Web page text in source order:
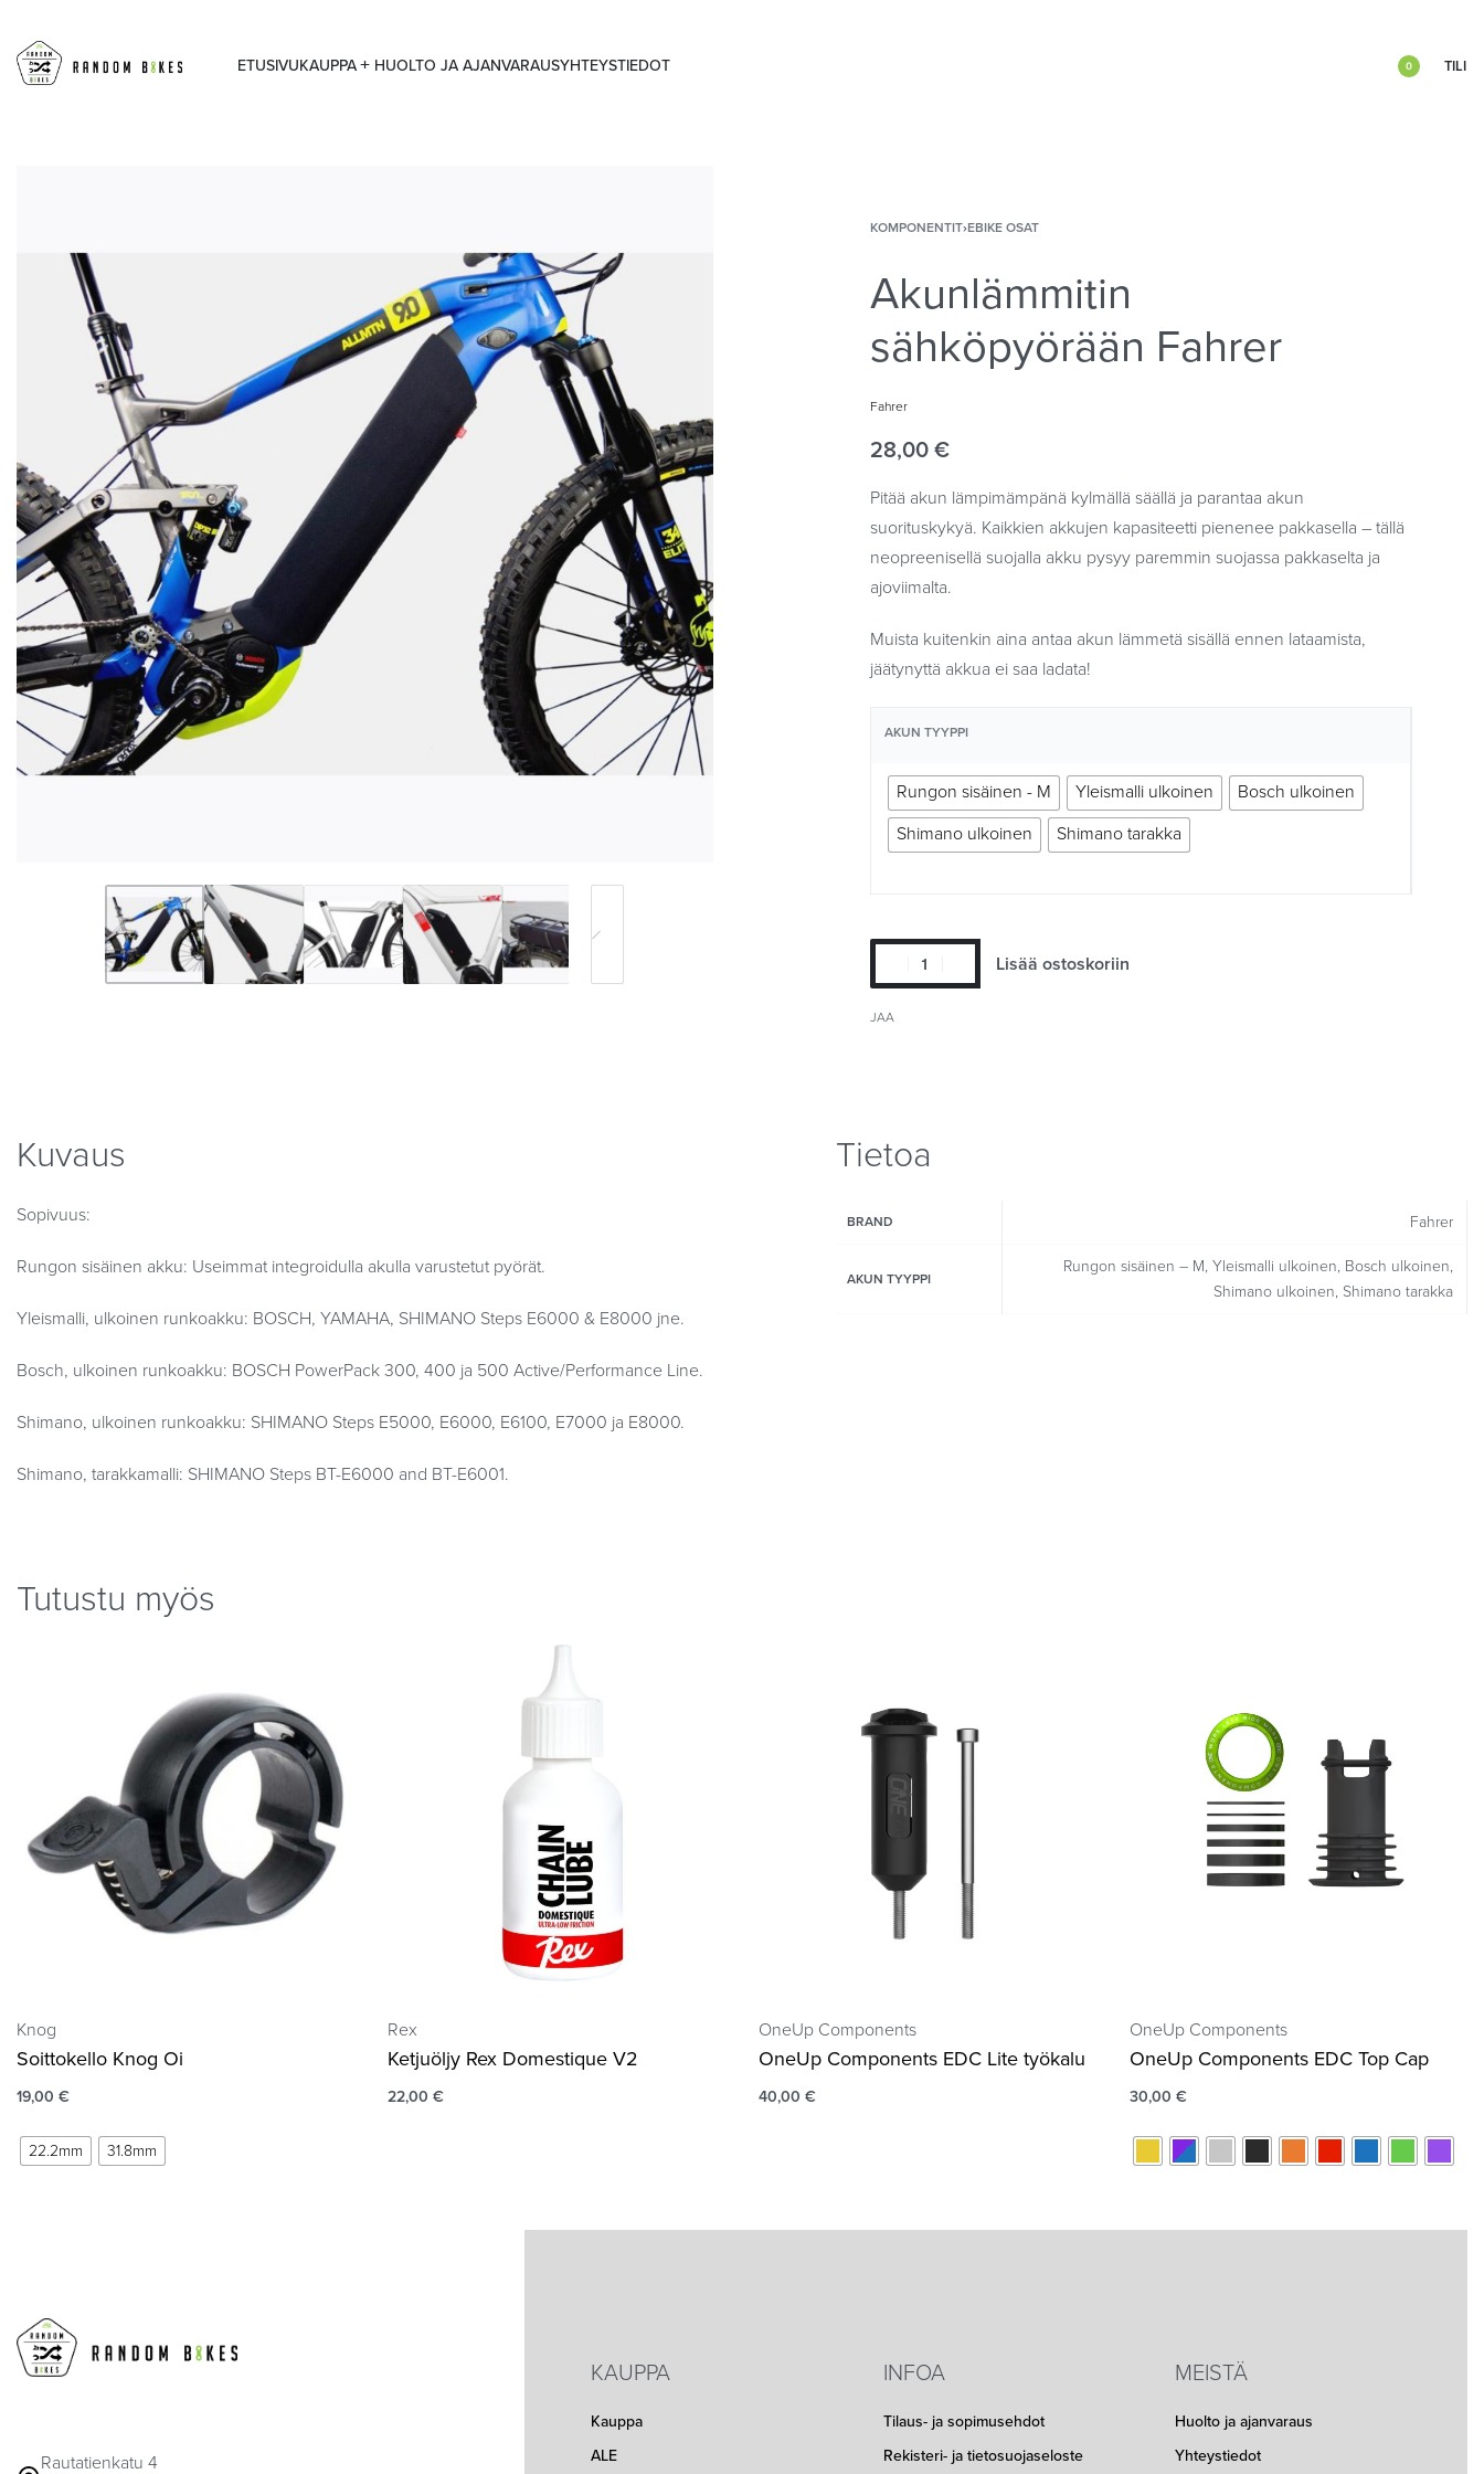
ETUSIVUKAUPPA HUOLTO JA AJANVARAUSYHTEYSTIEDOT 0 TILI
KOMPONENTIT›EBIKE OSAT
Akunlämmitin
sähköpyörään Fahrer
Fahrer
28,00 €
Pitää akun lämpimämpänä kylmällä säällä ja parantaa akun
suorituskykyä. Kaikkien akkujen kapasiteetti pienenee pakkasella – tällä
neopreenisellä suojalla akku pysyy paremmin suojassa pakkaselta ja
ajoviimalta.
Muista kuitenkin aina antaa akun lämmetä sisällä ennen lataamista,
jäätynyttä akkua ei saa ladata!
AKUN TYYPPI
Rungon sisäinen - M Yleismalli ulkoinen
Bosch ulkoinen
Shimano ulkoinen
Shimano tarakka
Lisää ostoskoriin
JAA
Kuvaus
Sopivuus:
Rungon sisäinen akku: Useimmat integroidulla akulla varustetut pyörät.
Yleismalli, ulkoinen runkoakku: BOSCH, YAMAHA, SHIMANO Steps E6000 & E8000 jne.
Bosch, ulkoinen runkoakku: BOSCH PowerPack 300, 400 ja 500 Active/Performance Line.
Shimano, ulkoinen runkoakku: SHIMANO Steps E5000, E6000, E6100, E7000 ja E8000.
Shimano, tarakkamalli: SHIMANO Steps BT-E6000 and BT-E6001.
Tietoa
BRAND Fahrer
AKUN TYYPPI
Rungon sisäinen – M, Yleismalli ulkoinen, Bosch ulkoinen,
Shimano ulkoinen, Shimano tarakka
Tutustu myös
Knog
Soittokello Knog Oi
19,00 €
22.2mm 31.8mm
Rex
Ketjuöljy Rex Domestique V2
22,00 €
OneUp Components
OneUp Components EDC Lite työkalu
40,00 €
OneUp Components
OneUp Components EDC Top Cap
30,00 €
Rautatienkatu 4
KAUPPA
Kauppa
ALE
INFOA
Tilaus- ja sopimusehdot
Rekisteri- ja tietosuojaseloste
MEISTÄ
Huolto ja ajanvaraus
Yhteystiedot